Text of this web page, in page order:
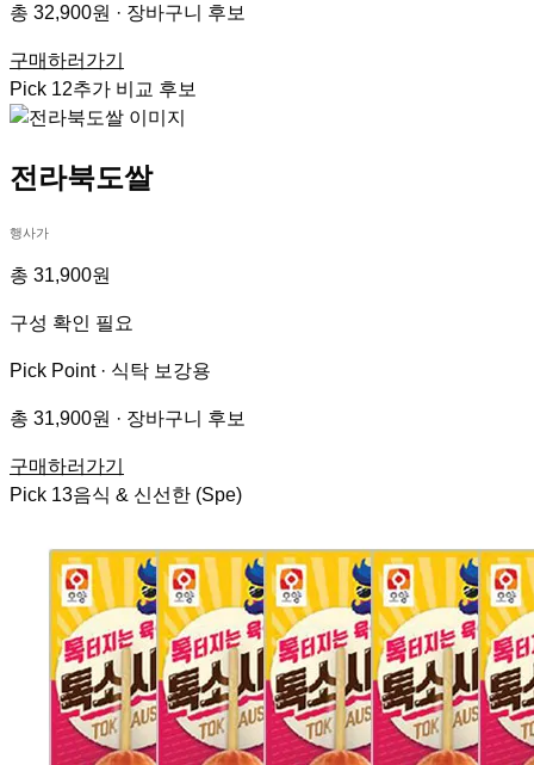
총 32,900원 · 장바구니 후보
구매하러가기
Pick 12추가 비교 후보
전라북도쌀
행사가
총 31,900원
구성 확인 필요
Pick Point · 식탁 보강용
총 31,900원 · 장바구니 후보
구매하러가기
Pick 13음식 & 신선한 (Spe)